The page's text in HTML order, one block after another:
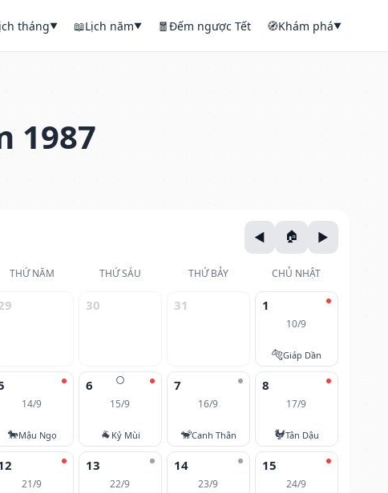
tháng▼ 📖Lịch năm▼ 🧧Đếm ngược Tết 🧭Khám phá▼
1987
THỨ NĂM THỨ SÁU THỨ BẢY CHỦ NHẬT
30 31 1
10/9
🐅Giáp Dần
14/9
🐎Mậu Ngọ
🌕
6
15/9
🐐 Kỷ Mùi
7
16/9
🐒Canh Thân
8
17/9
🐓Tân Dậu
21/9
13
22/9
14
23/9
15
24/9